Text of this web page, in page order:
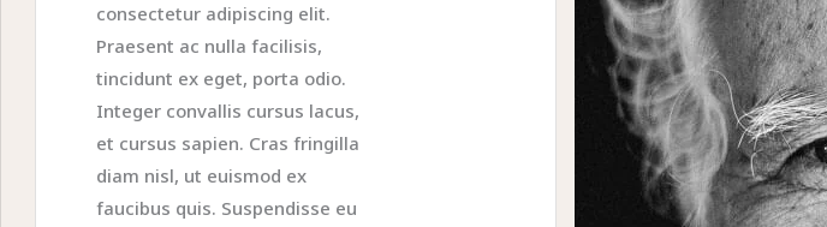
consectetur adipiscing elit.
Praesent ac nulla facilisis,
tincidunt ex eget, porta odio.
Integer convallis cursus lacus,
et cursus sapien. Cras fringilla
diam nisl, ut euismod ex
faucibus quis. Suspendisse eu